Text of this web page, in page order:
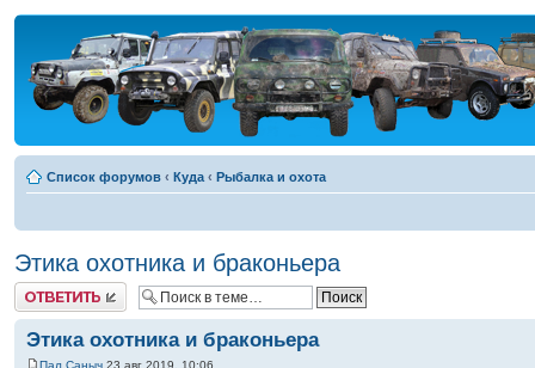
Список форумов ‹ Куда ‹ Рыбалка и охота
Этика охотника и браконьера
Ответить
Этика охотника и браконьера
Пал Саныч 23 авг 2019, 10:06